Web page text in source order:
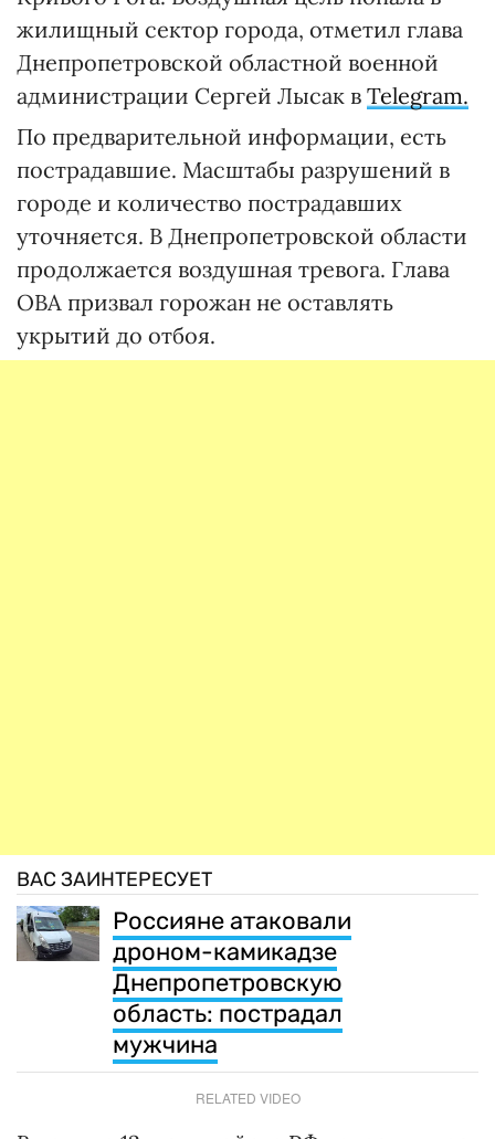
жилищный сектор города, отметил глава
Днепропетровской областной военной
администрации Сергей Лысак в Telegram.
По предварительной информации, есть
пострадавшие. Масштабы разрушений в
городе и количество пострадавших
уточняется. В Днепропетровской области
продолжается воздушная тревога. Глава
ОВА призвал горожан не оставлять
укрытий до отбоя.
ВАС ЗАИНТЕРЕСУЕТ
Россияне атаковали
дроном-камикадзе
Днепропетровскую
область: пострадал
мужчина
RELATED VIDEO